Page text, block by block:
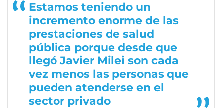
Estamos teniendo un
incremento enorme de las
prestaciones de salud
pública porque desde que
llegó Javier Milei son cada
vez menos las personas que
pueden atenderse en el
sector privado